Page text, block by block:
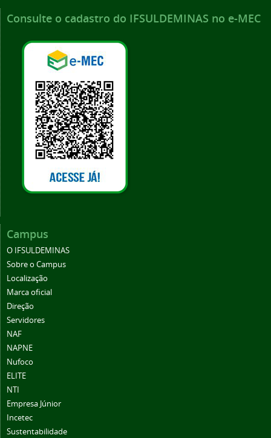
Consulte o cadastro do IFSULDEMINAS no e-MEC
Campus
O IFSULDEMINAS
Sobre o Campus
Localização
Marca oficial
Direção
Servidores
NAF
NAPNE
Nufoco
ELITE
NTI
Empresa Júnior
Incetec
Sustentabilidade